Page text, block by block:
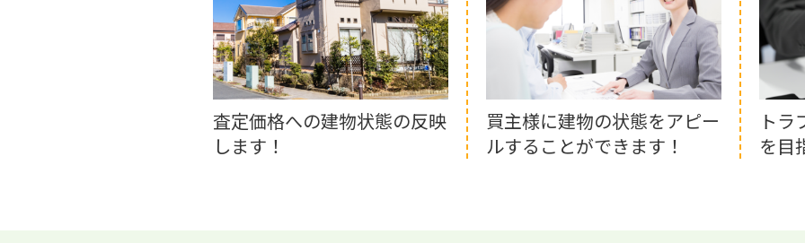
査定価格への建物状態の反映
します！
買主様に建物の状態をアピー
ルすることができます！
トラ
を目